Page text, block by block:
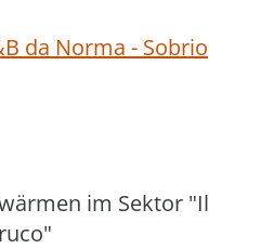
da Norma - Sobrio
im Sektor "Il